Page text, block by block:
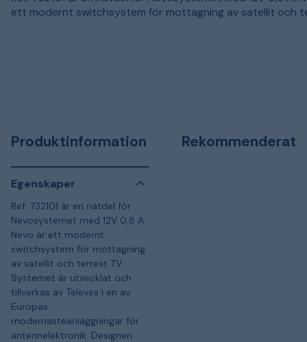
ett modernt switchsystem för mottagning av satellit och
Produktinformation
Egenskaper
Ref: 732101 är en nätdel för
Nevosystemet med 12V 0,8 A.
Nevo är ett modernt
switchsystem för mottagning
av satellit och terrest TV.
Systemet är utvecklat och
tillverkas av Televes i en av
Europas
modernasteanläggningar för
antennelektronik. Designen
Rekommenderat